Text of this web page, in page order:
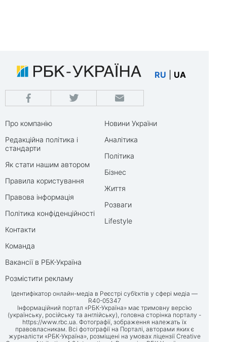
RU UA
Про компанію
Редакційна політика і
стандарти
Як стати нашим автором
Правила користування
Правова інформація
Політика конфіденційності
Контакти
Команда
Вакансії в РБК-Україна
Розмістити рекламу
Новини України
Аналітика
Політика
Бізнес
Життя
Розваги
Lifestyle
Ідентифікатор онлайн-медіа в Реєстрі суб’єктів у сфері медіа —
R40-05347
Інформаційний портал «РБК-Україна» має тримовну версію
(українську, російську та англійську), головна сторінка порталу -
https://www.rbc.ua. Фотографії, зображення належать їх
правовласникам. Всі фотографії на Порталі, авторами яких є
журналісти «РБК-Україна», розміщені на умовах ліцензії Creative